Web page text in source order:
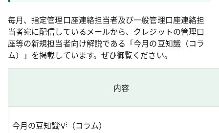
毎月、指定管理口座連絡担当者及び一般管理口座連絡担
当者宛に配信しているメールから、クレジットの管理口
座等の新規担当者向け解説である「今月の豆知識（コラ
ム）」を掲載しています。ぜひ御覧ください。
内容
今月の豆知識💡（コラム）